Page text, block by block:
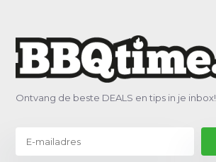
Ontvang de beste DEALS en tips in je inbox!